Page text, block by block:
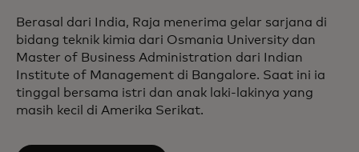
Berasal dari India, Raja menerima gelar sarjana di
bidang teknik kimia dari Osmania University dan
Master of Business Administration dari Indian
Institute of Management di Bangalore. Saat ini ia
tinggal bersama istri dan anak laki-lakinya yang
masih kecil di Amerika Serikat.